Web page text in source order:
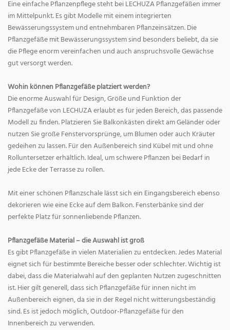
Eine einfache Pflanzenpflege steht bei LECHUZA Pflanzgefäßen immer
im Mittelpunkt. Es gibt Modelle mit einem integrierten
Bewässerungssystem und entnehmbaren Pflanzeinsätzen. Die
Pflanzgefäße mit Bewässerungssystem sind besonders beliebt, da sie
die Pflege enorm vereinfachen und auch anspruchsvolle Gewächse
gut versorgt werden.
Wohin können Pflanzgefäße platziert werden?
Die enorme Auswahl für Design, Größe und Funktion der
Pflanzgefäße von LECHUZA erlaubt es für jeden Bereich, das passende
Modell zu finden. Platzieren Sie Balkonkästen direkt am Geländer oder
nutzen Sie große Fenstervorsprünge, um Blumen oder auch Kräuter
gedeihen zu lassen. Für den Außenbereich sind Kübel mit und ohne
Rolluntersetzer erhältlich. Ideal, um schwere Pflanzen bei Bedarf in
jede Ecke der Terrasse zu rollen.
Mit einer schönen Pflanzschale lässt sich ein Eingangsbereich ebenso
dekorieren wie eine Ecke auf dem Balkon. Fensterbänke sind der
perfekte Platz für sonnenliebende Pflanzen.
Pflanzgefäße Material – die Auswahl ist groß
Es gibt Pflanzgefäße in vielen Materialien zu entdecken. Jedes Material
eignet sich für bestimmte Bereiche besser oder schlechter. Wichtig ist
dabei, dass die Materialwahl auf den geplanten Nutzen zugeschnitten
ist. Hier gilt generell, dass sich Pflanzgefäße für innen nicht im
Außenbereich eignen, da sie in der Regel nicht witterungsbeständig
sind. Es ist jedoch möglich, Outdoor-Pflanzgefäße für den
Innenbereich zu verwenden.